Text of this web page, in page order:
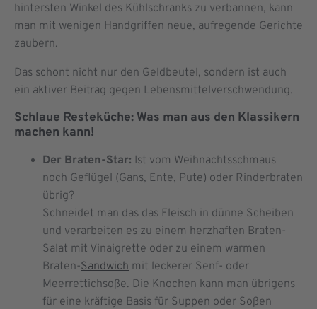
hintersten Winkel des Kühlschranks zu verbannen, kann
man mit wenigen Handgriffen neue, aufregende Gerichte
zaubern.
Das schont nicht nur den Geldbeutel, sondern ist auch
ein aktiver Beitrag gegen Lebensmittelverschwendung.
Schlaue Resteküche: Was man aus den Klassikern
machen kann!
Der Braten-Star: Ist vom Weihnachtsschmaus
noch Geflügel (Gans, Ente, Pute) oder Rinderbraten
übrig?
Schneidet man das das Fleisch in dünne Scheiben
und verarbeiten es zu einem herzhaften Braten-
Salat mit Vinaigrette oder zu einem warmen
Braten-Sandwich mit leckerer Senf- oder
Meerrettichsoße. Die Knochen kann man übrigens
für eine kräftige Basis für Suppen oder Soßen